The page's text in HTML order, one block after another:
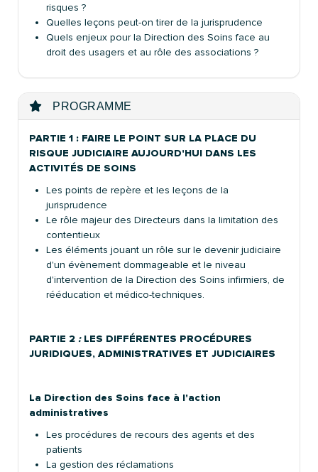
risques ?
Quelles leçons peut-on tirer de la jurisprudence
Quels enjeux pour la Direction des Soins face au
droit des usagers et au rôle des associations ?
PROGRAMME
PARTIE 1 : FAIRE LE POINT SUR LA PLACE DU
RISQUE JUDICIAIRE AUJOURD'HUI DANS LES
ACTIVITÉS DE SOINS
Les points de repère et les leçons de la
jurisprudence
Le rôle majeur des Directeurs dans la limitation des
contentieux
Les éléments jouant un rôle sur le devenir judiciaire
d'un évènement dommageable et le niveau
d'intervention de la Direction des Soins infirmiers, de
rééducation et médico-techniques.
PARTIE 2 : LES DIFFÉRENTES PROCÉDURES
JURIDIQUES, ADMINISTRATIVES ET JUDICIAIRES
La Direction des Soins face à l'action
administratives
Les procédures de recours des agents et des
patients
La gestion des réclamations